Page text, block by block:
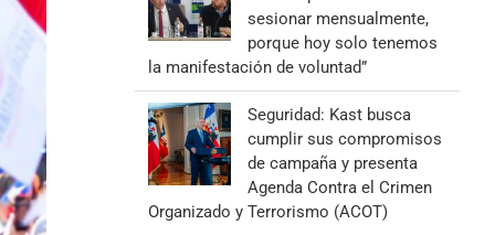
sesionar mensualmente,
porque hoy solo tenemos
la manifestación de voluntad”
Seguridad: Kast busca
cumplir sus compromisos
de campaña y presenta
Agenda Contra el Crimen
Organizado y Terrorismo (ACOT)